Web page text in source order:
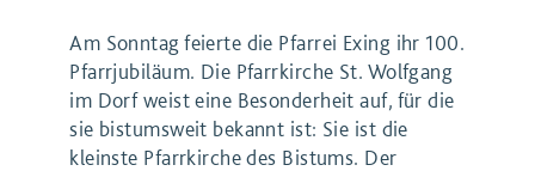
Am Sonntag feierte die Pfarrei Exing ihr 100.
Pfarrjubiläum. Die Pfarrkirche St. Wolfgang
im Dorf weist eine Besonderheit auf, für die
sie bistumsweit bekannt ist: Sie ist die
kleinste Pfarrkirche des Bistums. Der